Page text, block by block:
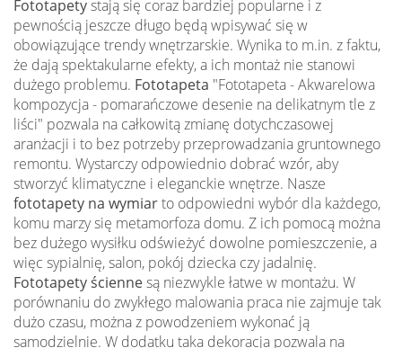
Fototapetystają się coraz bardziej popularne i z
pewnością jeszcze długo będą wpisywać się w
obowiązujące trendy wnętrzarskie. Wynika to m.in. z faktu,
że dają spektakularne efekty, a ich montaż nie stanowi
dużego problemu. Fototapeta "Fototapeta - Akwarelowa
kompozycja - pomarańczowe desenie na delikatnym tle z
liści" pozwala na całkowitą zmianę dotychczasowej
aranżacji i to bez potrzeby przeprowadzania gruntownego
remontu. Wystarczy odpowiednio dobrać wzór, aby
stworzyć klimatyczne i eleganckie wnętrze. Nasze
fototapety na wymiarto odpowiedni wybór dla każdego,
komu marzy się metamorfoza domu. Z ich pomocą można
bez dużego wysiłku odświeżyć dowolne pomieszczenie, a
więc sypialnię, salon, pokój dziecka czy jadalnię.
Fototapety ściennesą niezwykle łatwe w montażu. W
porównaniu do zwykłego malowania praca nie zajmuje tak
dużo czasu, można z powodzeniem wykonać ją
samodzielnie. W dodatku taka dekoracja pozwala na